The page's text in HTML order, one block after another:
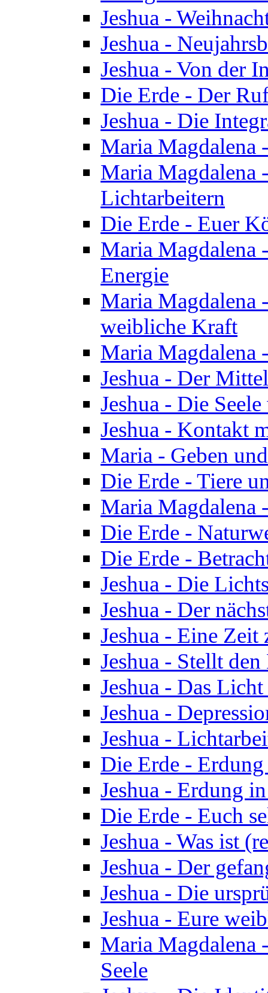
Jeshua -
Jeshua -
Jeshua - Von der
Die Erde - Der
Jeshua - Die
Maria Magdalena
Maria Magdalena
Lichtarbeitern
Die Erde - Euer
Maria Magdalena
Energie
Maria Magdalena
weibliche Kraft
Maria Magdalena
Jeshua - Der
Jeshua - Die
Jeshua - Kontakt
Maria - Geben
Die Erde - Tiere
Maria Magdalena
Die Erde -
Die Erde -
Jeshua - Die
Jeshua - Der
Jeshua - Eine Zeit
Jeshua - Stellt
Jeshua - Das
Jeshua -
Jeshua -
Die Erde -
Jeshua - Erdung
Die Erde - Euch
Jeshua - Was ist
Jeshua - Der
Jeshua - Die
Jeshua - Eure
Maria Magdalena
Seele